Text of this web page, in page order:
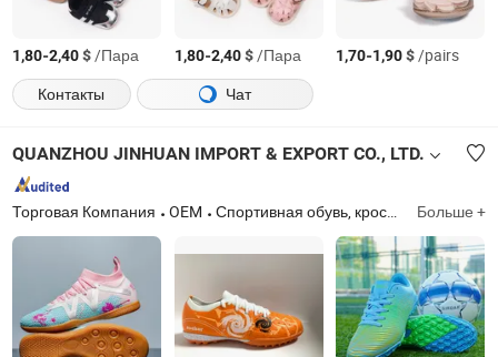
1,80-2,40$/Пара 1,80-2,40$/Пара 1,70-1,90$/pairs
Контакты
Чат
QUANZHOU JINHUAN IMPORT & EXPORT CO., LTD.
Торговая Компания OEM Спортивная обувь, кроссовки, верх обуви, подошвы обуви, верх из Flyknit, сетчатый верх, жаккардовая сетка, подошва спортивной обуви, подошва из EVA, подошва из TPU Больше +